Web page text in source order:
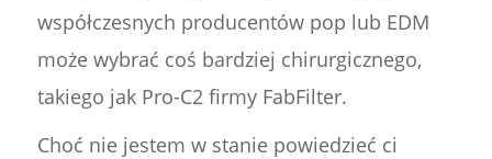
współczesnych producentów pop lub EDM
może wybrać coś bardziej chirurgicznego,
takiego jak Pro-C2 firmy FabFilter.
Choć nie jestem w stanie powiedzieć ci